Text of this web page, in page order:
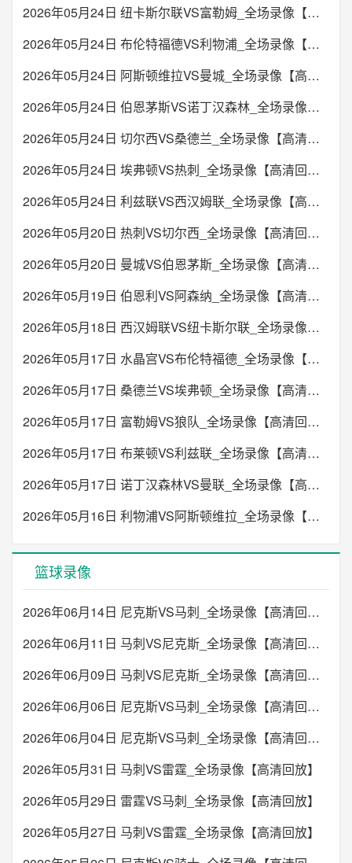
2026年05月24日 纽卡斯尔联VS富勒姆_全场录像【高清回放】
2026年05月24日 布伦特福德VS利物浦_全场录像【高清回放】
2026年05月24日 阿斯顿维拉VS曼城_全场录像【高清回放】
2026年05月24日 伯恩茅斯VS诺丁汉森林_全场录像【高清回放】
2026年05月24日 切尔西VS桑德兰_全场录像【高清回放】
2026年05月24日 埃弗顿VS热刺_全场录像【高清回放】
2026年05月24日 利兹联VS西汉姆联_全场录像【高清回放】
2026年05月20日 热刺VS切尔西_全场录像【高清回放】
2026年05月20日 曼城VS伯恩茅斯_全场录像【高清回放】
2026年05月19日 伯恩利VS阿森纳_全场录像【高清回放】
2026年05月18日 西汉姆联VS纽卡斯尔联_全场录像【高清回放】
2026年05月17日 水晶宫VS布伦特福德_全场录像【高清回放】
2026年05月17日 桑德兰VS埃弗顿_全场录像【高清回放】
2026年05月17日 富勒姆VS狼队_全场录像【高清回放】
2026年05月17日 布莱顿VS利兹联_全场录像【高清回放】
2026年05月17日 诺丁汉森林VS曼联_全场录像【高清回放】
2026年05月16日 利物浦VS阿斯顿维拉_全场录像【高清回放】
篮球录像
2026年06月14日 尼克斯VS马刺_全场录像【高清回放】
2026年06月11日 马刺VS尼克斯_全场录像【高清回放】
2026年06月09日 马刺VS尼克斯_全场录像【高清回放】
2026年06月06日 尼克斯VS马刺_全场录像【高清回放】
2026年06月04日 尼克斯VS马刺_全场录像【高清回放】
2026年05月31日 马刺VS雷霆_全场录像【高清回放】
2026年05月29日 雷霆VS马刺_全场录像【高清回放】
2026年05月27日 马刺VS雷霆_全场录像【高清回放】